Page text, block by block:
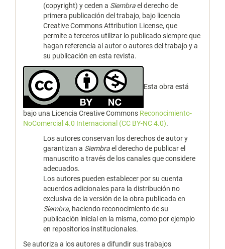
(copyright) y ceden a Siembrael derecho de
primera publicación del trabajo, bajo licencia
Creative Commons Attribution License, que
permite a terceros utilizar lo publicado siempre que
hagan referencia al autor o autores del trabajo y a
su publicación en esta revista.
Esta obra está
bajo una Licencia Creative Commons Reconocimiento-
NoComercial 4.0 Internacional (CC BY-NC 4.0).
Los autores conservan los derechos de autor y
garantizan a Siembrael derecho de publicar el
manuscrito a través de los canales que considere
adecuados.
Los autores pueden establecer por su cuenta
acuerdos adicionales para la distribución no
exclusiva de la versión de la obra publicada en
Siembra, haciendo reconocimiento de su
publicación inicial en la misma, como por ejemplo
en repositorios institucionales.
Se autoriza a los autores a difundir sus trabajos